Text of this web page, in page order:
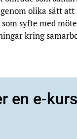
olika sätt
syfte med
kring
en e-